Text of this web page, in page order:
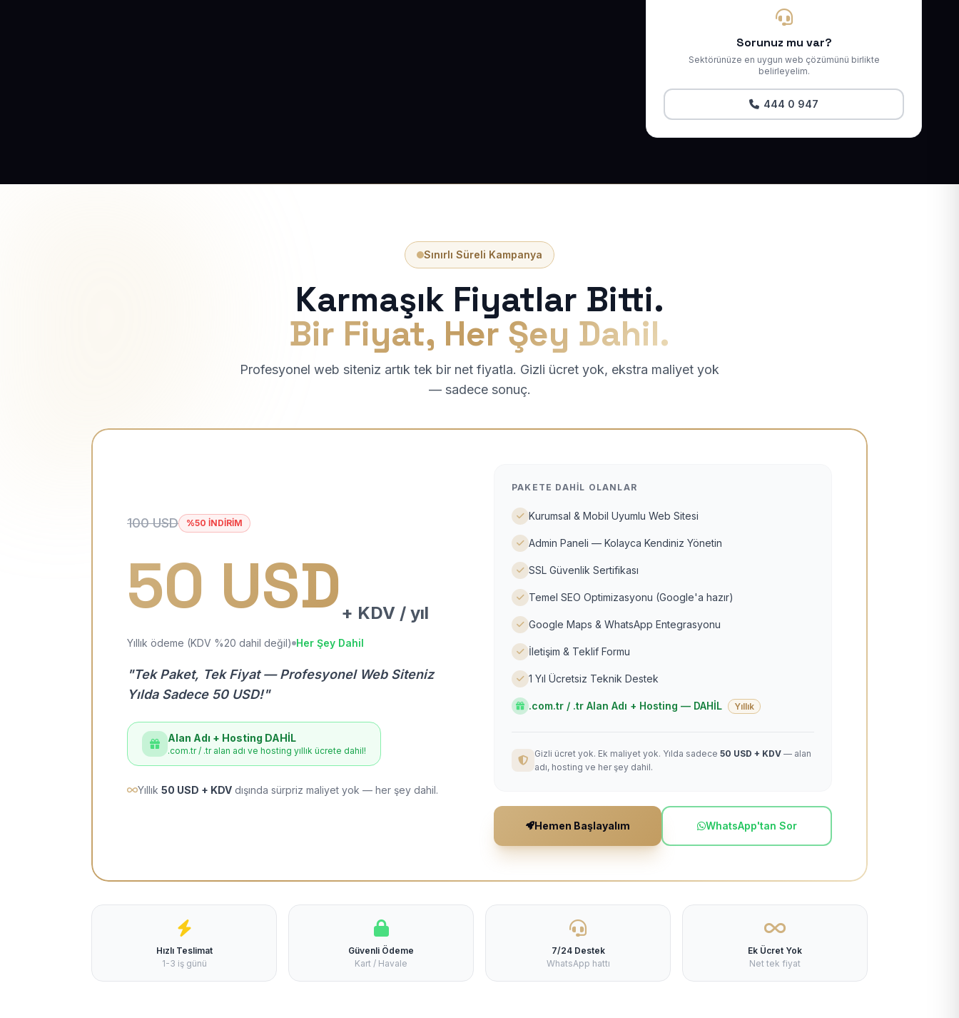
Sorunuz mu var?
Sektörünüze en uygun web çözümünü birlikte
belirleyelim.
444 0 947
Sınırlı Süreli Kampanya
Karmaşık Fiyatlar Bitti.
Bir Fiyat, Her Şey Dahil.
Profesyonel web siteniz artık tek bir net fiyatla. Gizli ücret yok, ekstra maliyet yok
— sadece sonuç.
100 USD %50 İNDİRİM
50 USD + KDV / yıl
Yıllık ödeme (KDV %20 dahil değil) Her Şey Dahil
"Tek Paket, Tek Fiyat — Profesyonel Web Siteniz
Yılda Sadece 50 USD!"
Alan Adı + Hosting DAHİL
.com.tr / .tr alan adı ve hosting yıllık ücrete dahil!
Yıllık 50 USD + KDV dışında sürpriz maliyet yok — her şey dahil.
PAKETE DAHIL OLANLAR
Kurumsal & Mobil Uyumlu Web Sitesi
Admin Paneli — Kolayca Kendiniz Yönetin
SSL Güvenlik Sertifikası
Temel SEO Optimizasyonu (Google'a hazır)
Google Maps & WhatsApp Entegrasyonu
İletişim & Teklif Formu
1 Yıl Ücretsiz Teknik Destek
.com.tr / .tr Alan Adı + Hosting — DAHİL Yıllık
Gizli ücret yok. Ek maliyet yok. Yılda sadece 50 USD + KDV — alan
adı, hosting ve her şey dahil.
Hemen Başlayalım WhatsApp'tan Sor
Hızlı Teslimat
1-3 iş günü
Güvenli Ödeme
Kart / Havale
7/24 Destek
WhatsApp hattı
Ek Ücret Yok
Net tek fiyat